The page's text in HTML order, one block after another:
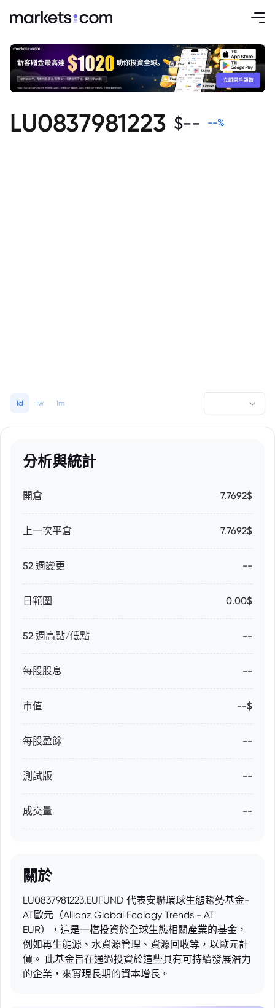
LU0837981223 $-- --%
1d 1w 1m
分析與統計
開倉 7.7692$
上一次平倉 7.7692$
52 週變更 --
日範圍 0.00$
52 週高點/低點 --
每股股息 --
市值 --$
每股盈餘 --
測試版 --
成交量 --
關於
LU0837981223.EUFUND 代表安聯環球生態趨勢基金-
AT歐元（Allianz Global Ecology Trends - AT
EUR），這是一檔投資於全球生態相關產業的基金，
例如再生能源、水資源管理、資源回收等，以歐元計
價。 此基金旨在通過投資於這些具有可持續發展潛力
的企業，來實現長期的資本增長。